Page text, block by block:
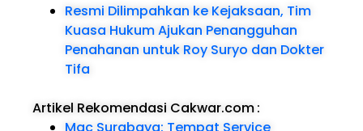
Resmi Dilimpahkan ke Kejaksaan, Tim
Kuasa Hukum Ajukan Penangguhan
Penahanan untuk Roy Suryo dan Dokter
Tifa
Artikel Rekomendasi Cakwar.com:
Mac Surabaya: Tempat Service